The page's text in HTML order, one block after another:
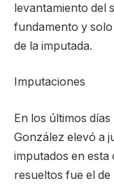
levantamiento del
fundamento y
de la imputada.
Imputaciones
En los últimos
González elevó a
imputados en esta
resueltos fue el